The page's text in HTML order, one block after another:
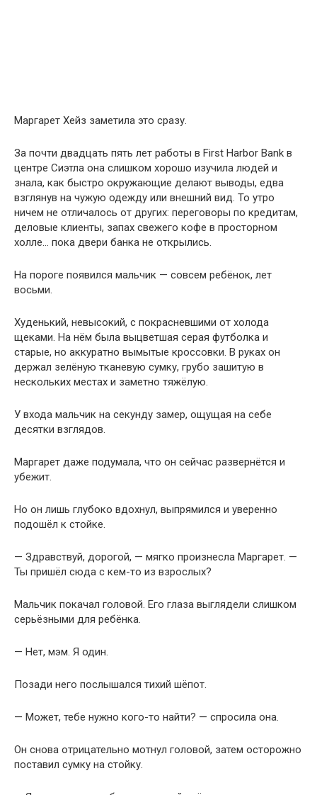
Маргарет Хейз заметила это сразу.
За почти двадцать пять лет работы в First Harbor Bank в
центре Сиэтла она слишком хорошо изучила людей и
знала, как быстро окружающие делают выводы, едва
взглянув на чужую одежду или внешний вид. То утро
ничем не отличалось от других: переговоры по кредитам,
деловые клиенты, запах свежего кофе в просторном
холле… пока двери банка не открылись.
На пороге появился мальчик — совсем ребёнок, лет
восьми.
Худенький, невысокий, с покрасневшими от холода
щеками. На нём была выцветшая серая футболка и
старые, но аккуратно вымытые кроссовки. В руках он
держал зелёную тканевую сумку, грубо зашитую в
нескольких местах и заметно тяжёлую.
У входа мальчик на секунду замер, ощущая на себе
десятки взглядов.
Маргарет даже подумала, что он сейчас развернётся и
убежит.
Но он лишь глубоко вдохнул, выпрямился и уверенно
подошёл к стойке.
— Здравствуй, дорогой, — мягко произнесла Маргарет. —
Ты пришёл сюда с кем-то из взрослых?
Мальчик покачал головой. Его глаза выглядели слишком
серьёзными для ребёнка.
— Нет, мэм. Я один.
Позади него послышался тихий шёпот.
— Может, тебе нужно кого-то найти? — спросила она.
Он снова отрицательно мотнул головой, затем осторожно
поставил сумку на стойку.